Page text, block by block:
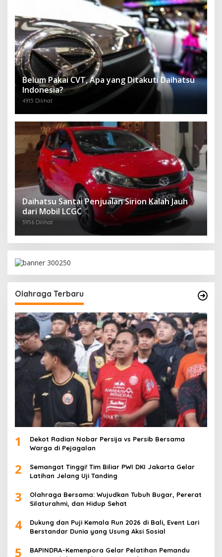
Belum Pakai CVT, Apa yang Ditakuti Daihatsu
Indonesia?
4915 Dilihat
Daihatsu Santai Penjualan Sirion Kalah Jauh
dari Mobil LCGC
3956 Dilihat
Olahraga Terbaru
1
Dekot Radian Nobar Persija vs Persib Bersama
Warga di Pejagalan
2
Semangat Tinggi! Tim Biliar PWI DKI Jakarta Gelar
Latihan Jelang Uji Tanding
3
Olahraga Bersama: Wujudkan Tubuh Bugar, Pererat
Silaturahmi, dan Hidup Sehat
4
Dukung dan Puji Kemala Run 2026 di Bali, Event Lari
Berstandar Dunia yang Usung Aksi Sosial
5
BAPINDRA–Kemenpora Gelar Pelatihan Pemandu